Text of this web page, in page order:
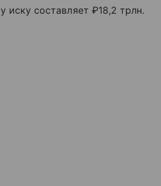
иску составляет ₽18,2 трлн.